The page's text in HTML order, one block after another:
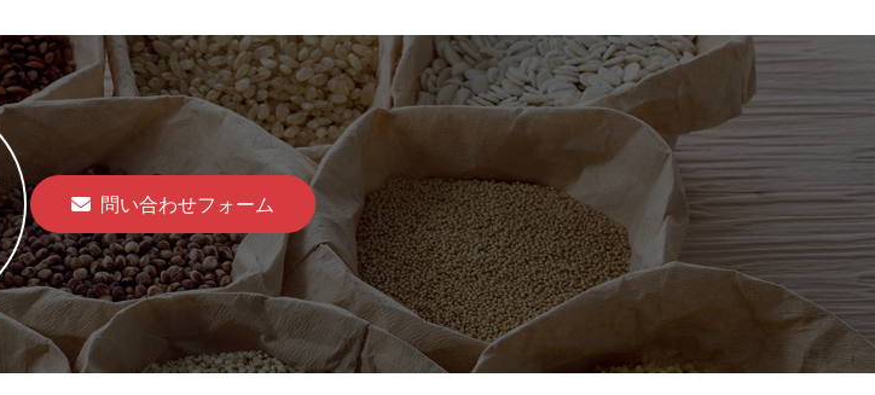
問い合わせフォーム